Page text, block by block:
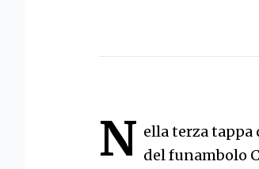
N ella terza tappa
del funambolo